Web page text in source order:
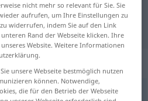
: intransitives Verb
nicht mehr so relevant für Sie. Sie
aufrufen, um Ihre Einstellungen zu
widerrufen, indem Sie auf den Link
Rand der Webseite klicken. Ihre
Website. Weitere Informationen
unsere Webseite bestmöglich nutzen
können. Notwendige,
die für den Betrieb der Webseite